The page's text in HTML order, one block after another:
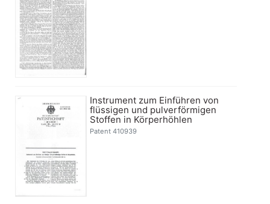
Instrument zum Einführen von
flüssigen und pulverförmigen
Stoffen in Körperhöhlen
Patent 410939